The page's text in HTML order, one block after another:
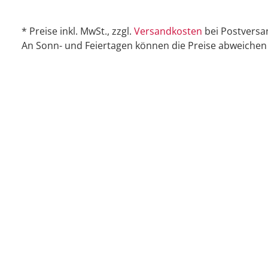
* Preise inkl. MwSt., zzgl. Versandkosten bei
An Sonn- und Feiertagen können die Preise abweichen